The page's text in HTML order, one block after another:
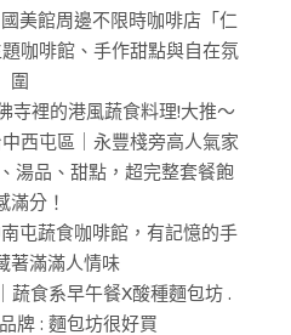
美館周邊不限時咖啡店「仁
咖啡館、手作甜點與自在氛
圍
寺裡的港風蔬食料理!大推～
西屯區｜永豐棧旁高人氣家
湯品、甜點，超完整套餐飽
滿分！
屯蔬食咖啡館，有記憶的手
著滿滿人情味
蔬食系早午餐X酸種麵包坊 .
牌 : 麵包坊很好買